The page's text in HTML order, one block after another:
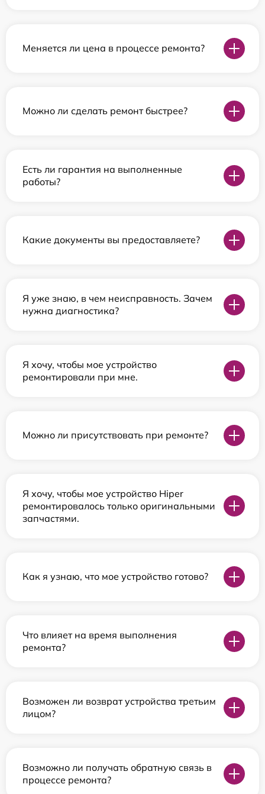
Меняется ли цена в процессе ремонта?
Можно ли сделать ремонт быстрее?
Есть ли гарантия на выполненные
работы?
Какие документы вы предоставляете?
Я уже знаю, в чем неисправность. Зачем
нужна диагностика?
Я хочу, чтобы мое устройство
ремонтировали при мне.
Можно ли присутствовать при ремонте?
Я хочу, чтобы мое устройство Hiper
ремонтировалось только оригинальными
запчастями.
Как я узнаю, что мое устройство готово?
Что влияет на время выполнения
ремонта?
Возможен ли возврат устройства третьим
лицом?
Возможно ли получать обратную связь в
процессе ремонта?